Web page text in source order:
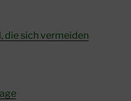
die sich vermeiden